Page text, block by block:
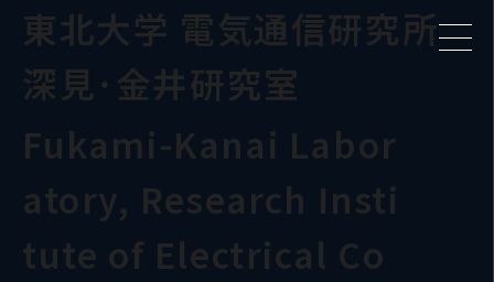
東北大学 電気通信研究所
深見･金井研究室
Fukami-Kanai Labor
atory, Research Insti
tute of Electrical Co